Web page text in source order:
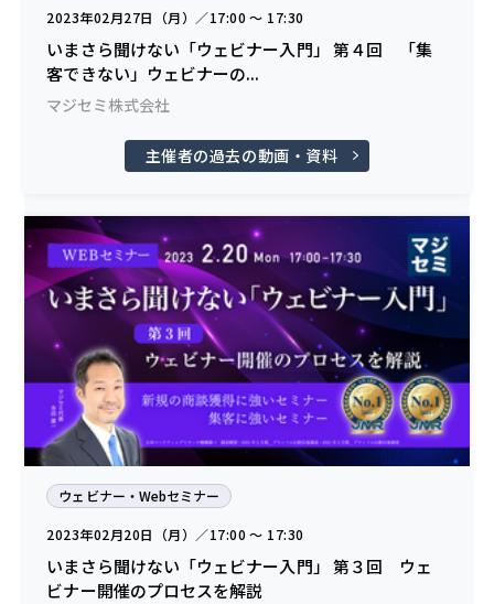
2023年02月27日（月）／17:00 〜 17:30
いまさら聞けない「ウェビナー入門」 第４回 「集
客できない」ウェビナーの...
マジセミ株式会社
主催者の過去の動画・資料
ウェビナー・Webセミナー
2023年02月20日（月）／17:00 〜 17:30
いまさら聞けない「ウェビナー入門」 第３回 ウェ
ビナー開催のプロセスを解説